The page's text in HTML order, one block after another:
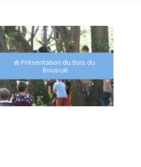
Présentation du Bois du
Bouscat